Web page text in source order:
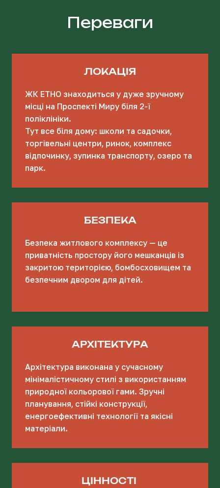
Переваги
ЛОКАЦІЯ
ЖК ЕТНО знаходиться у дуже зручному
місці на Проспекті Миру біля 2-ї
поліклініки.
Тут все біля дому: школи та садочки,
торгівельні центри, ринок, комплекс
відпочинку, зупинка транспорту, озеро та
парк.
БЕЗПЕКА
Безпека житлового комплексу — це
приватність простору його мешканців із
закритою територією, бомбосховищем та
безпечним двором для дітей.
АРХІТЕКТУРА
Архітектура виконана у сучасному
мінімалістичному стилі з використанням
природної кольорової гами. Зручні
планування, стійкі конструкції,
енергоефективні технології та якісні
матеріали.
ЦІННОСТІ